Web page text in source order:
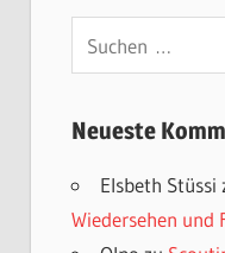
nach:
Neueste
Elsbeth Stüssi
Wiedersehen und